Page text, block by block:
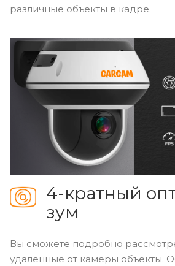
различные объекты в кадре.
4-кратный
зум
Вы сможете подробно
удаленные от камеры объекты.